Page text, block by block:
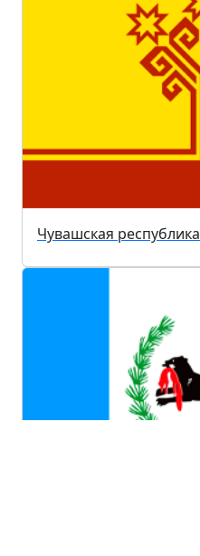
Чувашская республика